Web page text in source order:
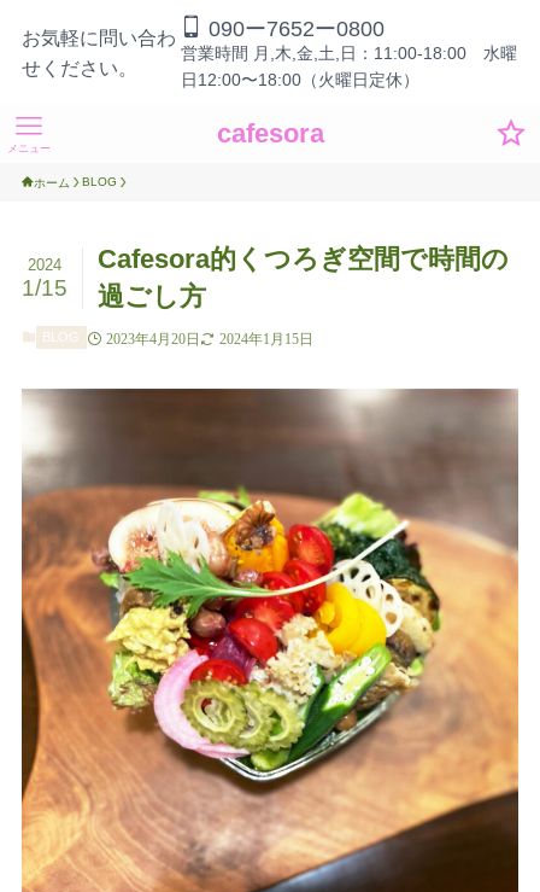
お気軽に問い合わ
せください。
090ー7652ー0800
営業時間 月,木,金,土,日：11:00-18:00 水曜
日12:00〜18:00（火曜日定休）
cafesora
メニュー
ホーム BLOG
Cafesora的くつろぎ空間で時間の
過ごし方
2024
1/15
BLOG 2023年4月20日 2024年1月15日